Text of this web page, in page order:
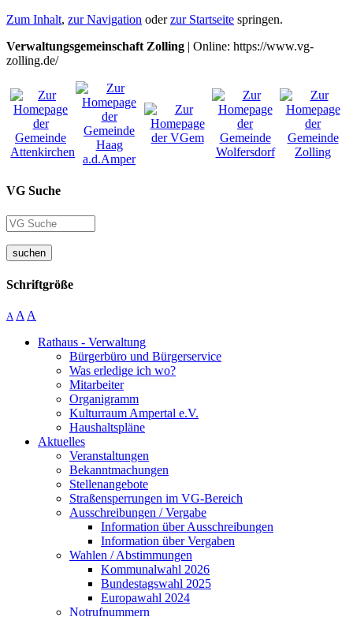
Zum Inhalt, zur Navigation oderzur Startseite springen.
Verwaltungsgemeinschaft Zolling | Online: https://www.vg-
zolling.de/
VG Suche
suchen
Schriftgröße
A A A
Rathaus - Verwaltung
Bürgerbüro und Bürgerservice
Was erledige ich wo?
Mitarbeiter
Organigramm
Kulturraum Ampertal e.V.
Haushaltspläne
Aktuelles
Veranstaltungen
Bekanntmachungen
Stellenangebote
Straßensperrungen im VG-Bereich
Ausschreibungen / Vergabe
Information über Ausschreibungen
Information über Vergaben
Wahlen / Abstimmungen
Kommunalwahl 2026
Bundestagswahl 2025
Europawahl 2024
Notrufnummern